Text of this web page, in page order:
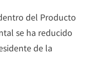
del Producto
se ha reducido
de la